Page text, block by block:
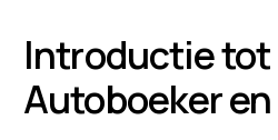
Introductie tot
Autoboeker en